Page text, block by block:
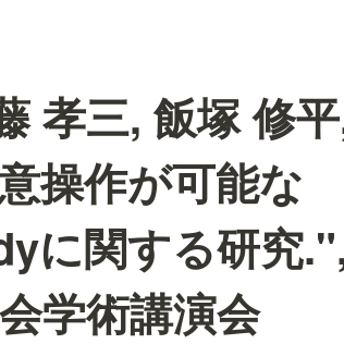
孝三, 飯塚 修
操作が可能な
に関する研究
学術講演会